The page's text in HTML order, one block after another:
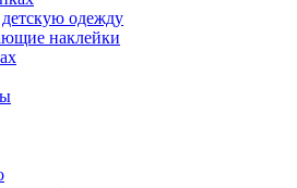
одежду
наклейки